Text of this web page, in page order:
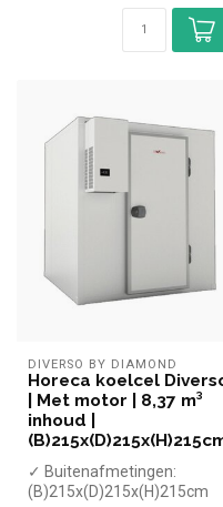
DIVERSO BY DIAMOND
Horeca koelcel
| Met motor | 8,37 m³
inhoud |
✓ Buitenafmetingen:
(B)215x(D)215x(H)215cm